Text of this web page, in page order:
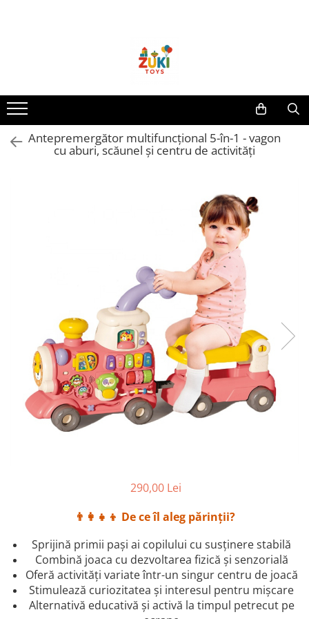
Pachete ZukiToys
Recomandari Zuki
Cadouri pentru Copii
Cadouri Aniversare
3–4 ani
4–6 ani
6–8 ani
Jucarii sub 59 lei
Carti & Activitati pentru Copii
Camera Copilului
Balansoare & Covorase de Joaca
Carusele & Jucarii pentru Patut
Corturi & Spatii de Joaca
Depozitare & Organizare Jucarii
Antepremergător multifuncțional 5-în-1 - vagon
cu aburi, scăunel și centru de activități
290,00 Lei
👨‍👩‍👧‍👦 De ce îl aleg părinții?
Sprijină primii pași ai copilului cu susținere stabilă
Combină joaca cu dezvoltarea fizică și senzorială
Oferă activități variate într-un singur centru de joacă
Stimulează curiozitatea și interesul pentru mișcare
Alternativă educativă și activă la timpul petrecut pe